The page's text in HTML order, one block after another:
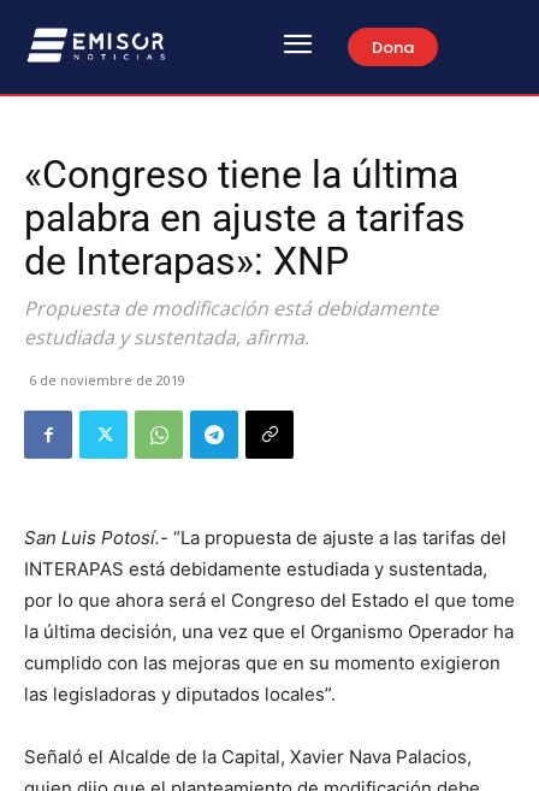
Dona
«Congreso tiene la última
palabra en ajuste a tarifas
de Interapas»: XNP
Propuesta de modificación está debidamente
estudiada y sustentada, afirma.
6 de noviembre de 2019
San Luis Potosí.- “La propuesta de ajuste a las tarifas del
INTERAPAS está debidamente estudiada y sustentada,
por lo que ahora será el Congreso del Estado el que tome
la última decisión, una vez que el Organismo Operador ha
cumplido con las mejoras que en su momento exigieron
las legisladoras y diputados locales”.
Señaló el Alcalde de la Capital, Xavier Nava Palacios,